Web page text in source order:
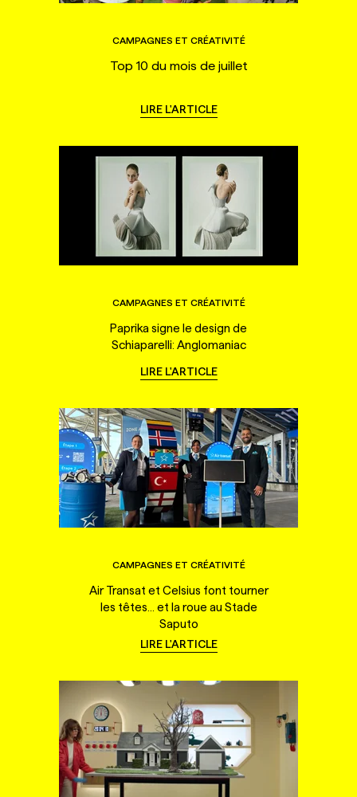
CAMPAGNES ET CRÉATIVITÉ
Top 10 du mois de juillet
LIRE L'ARTICLE
CAMPAGNES ET CRÉATIVITÉ
Paprika signe le design de
Schiaparelli: Anglomaniac
LIRE L'ARTICLE
CAMPAGNES ET CRÉATIVITÉ
Air Transat et Celsius font tourner
les têtes... et la roue au Stade
Saputo
LIRE L'ARTICLE